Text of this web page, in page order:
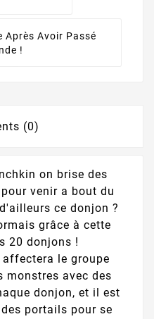
Après Avoir Passé
!
(0)
on brise des
venir a bout du
ce donjon ?
grâce à cette
20 donjons !
le groupe
monstres avec des
donjon, et il est
portails pour se